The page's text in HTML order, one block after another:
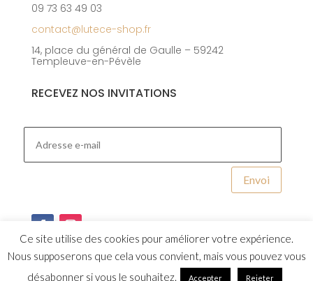
09 73 63 49 03
contact@lutece-shop.fr
14, place du général de Gaulle – 59242
Templeuve-en-Pévèle
RECEVEZ NOS INVITATIONS
Envoi
Ce site utilise des cookies pour améliorer votre expérience.
Nous supposerons que cela vous convient, mais vous pouvez vous
désabonner si vous le souhaitez.
Accepter Rejeter